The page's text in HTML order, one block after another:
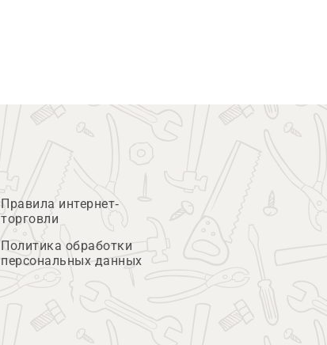
Правила интернет-
торговли
Политика обработки
персональных данных